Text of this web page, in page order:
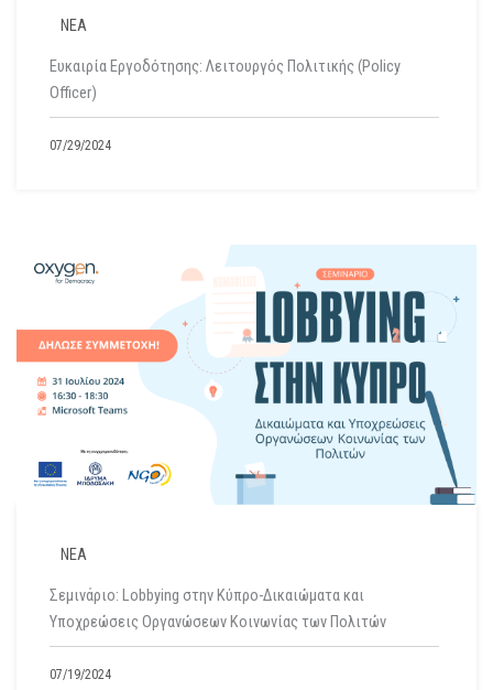
ΝΕΑ
Ευκαιρία Εργοδότησης: Λειτουργός Πολιτικής (Policy
Officer)
07/29/2024
ΝΕΑ
Σεμινάριο: Lobbying στην Κύπρο-Δικαιώματα και
Υποχρεώσεις Οργανώσεων Κοινωνίας των Πολιτών
07/19/2024